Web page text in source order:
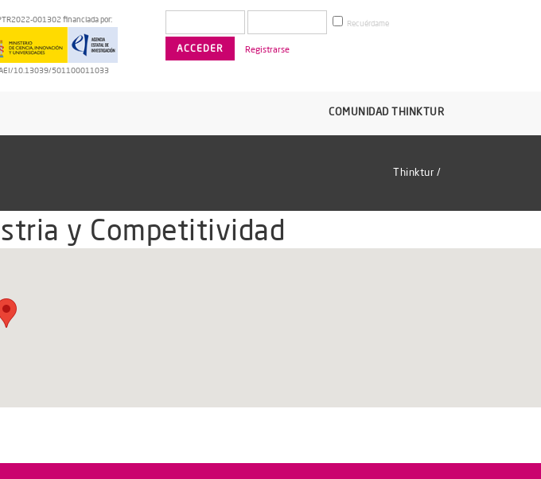
001302 financiada por:
10.13039/501100011033
Recuérdame
Registrarse
COMUNIDAD THINKTUR
Thinktur /
y Competitividad